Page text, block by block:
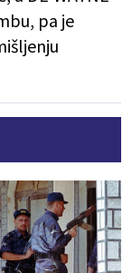
pa je